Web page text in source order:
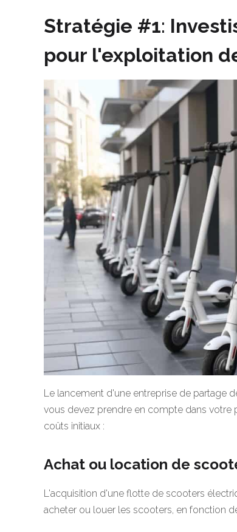
Stratégie #1:
pour l'exploitation
Le lancement d'une entreprise de partage
vous devez prendre en compte dans votre
coûts initiaux :
Achat ou location de
L'acquisition d'une flotte de scooters
acheter ou louer les scooters, en fonction